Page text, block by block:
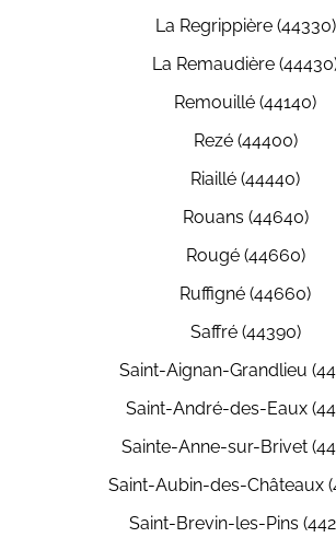
La Regrippière (44330)
La Remaudière
Remouillé (44140)
Rezé (44400)
Riaillé (44440)
Rouans (44640)
Rougé (44660)
Ruffigné (44660)
Saffré (44390)
Saint-Aignan-Grandlieu
Saint-André-des-Eaux
Sainte-Anne-sur-Brivet
Saint-Aubin-des-Châteaux
Saint-Brevin-les-Pins